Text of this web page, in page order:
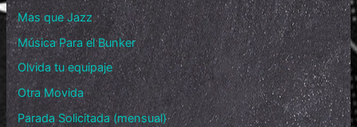
Mas que Jazz
Música Para el Bunker
Olvida tu equipaje
Otra Movida
Parada Solicitada (mensual)